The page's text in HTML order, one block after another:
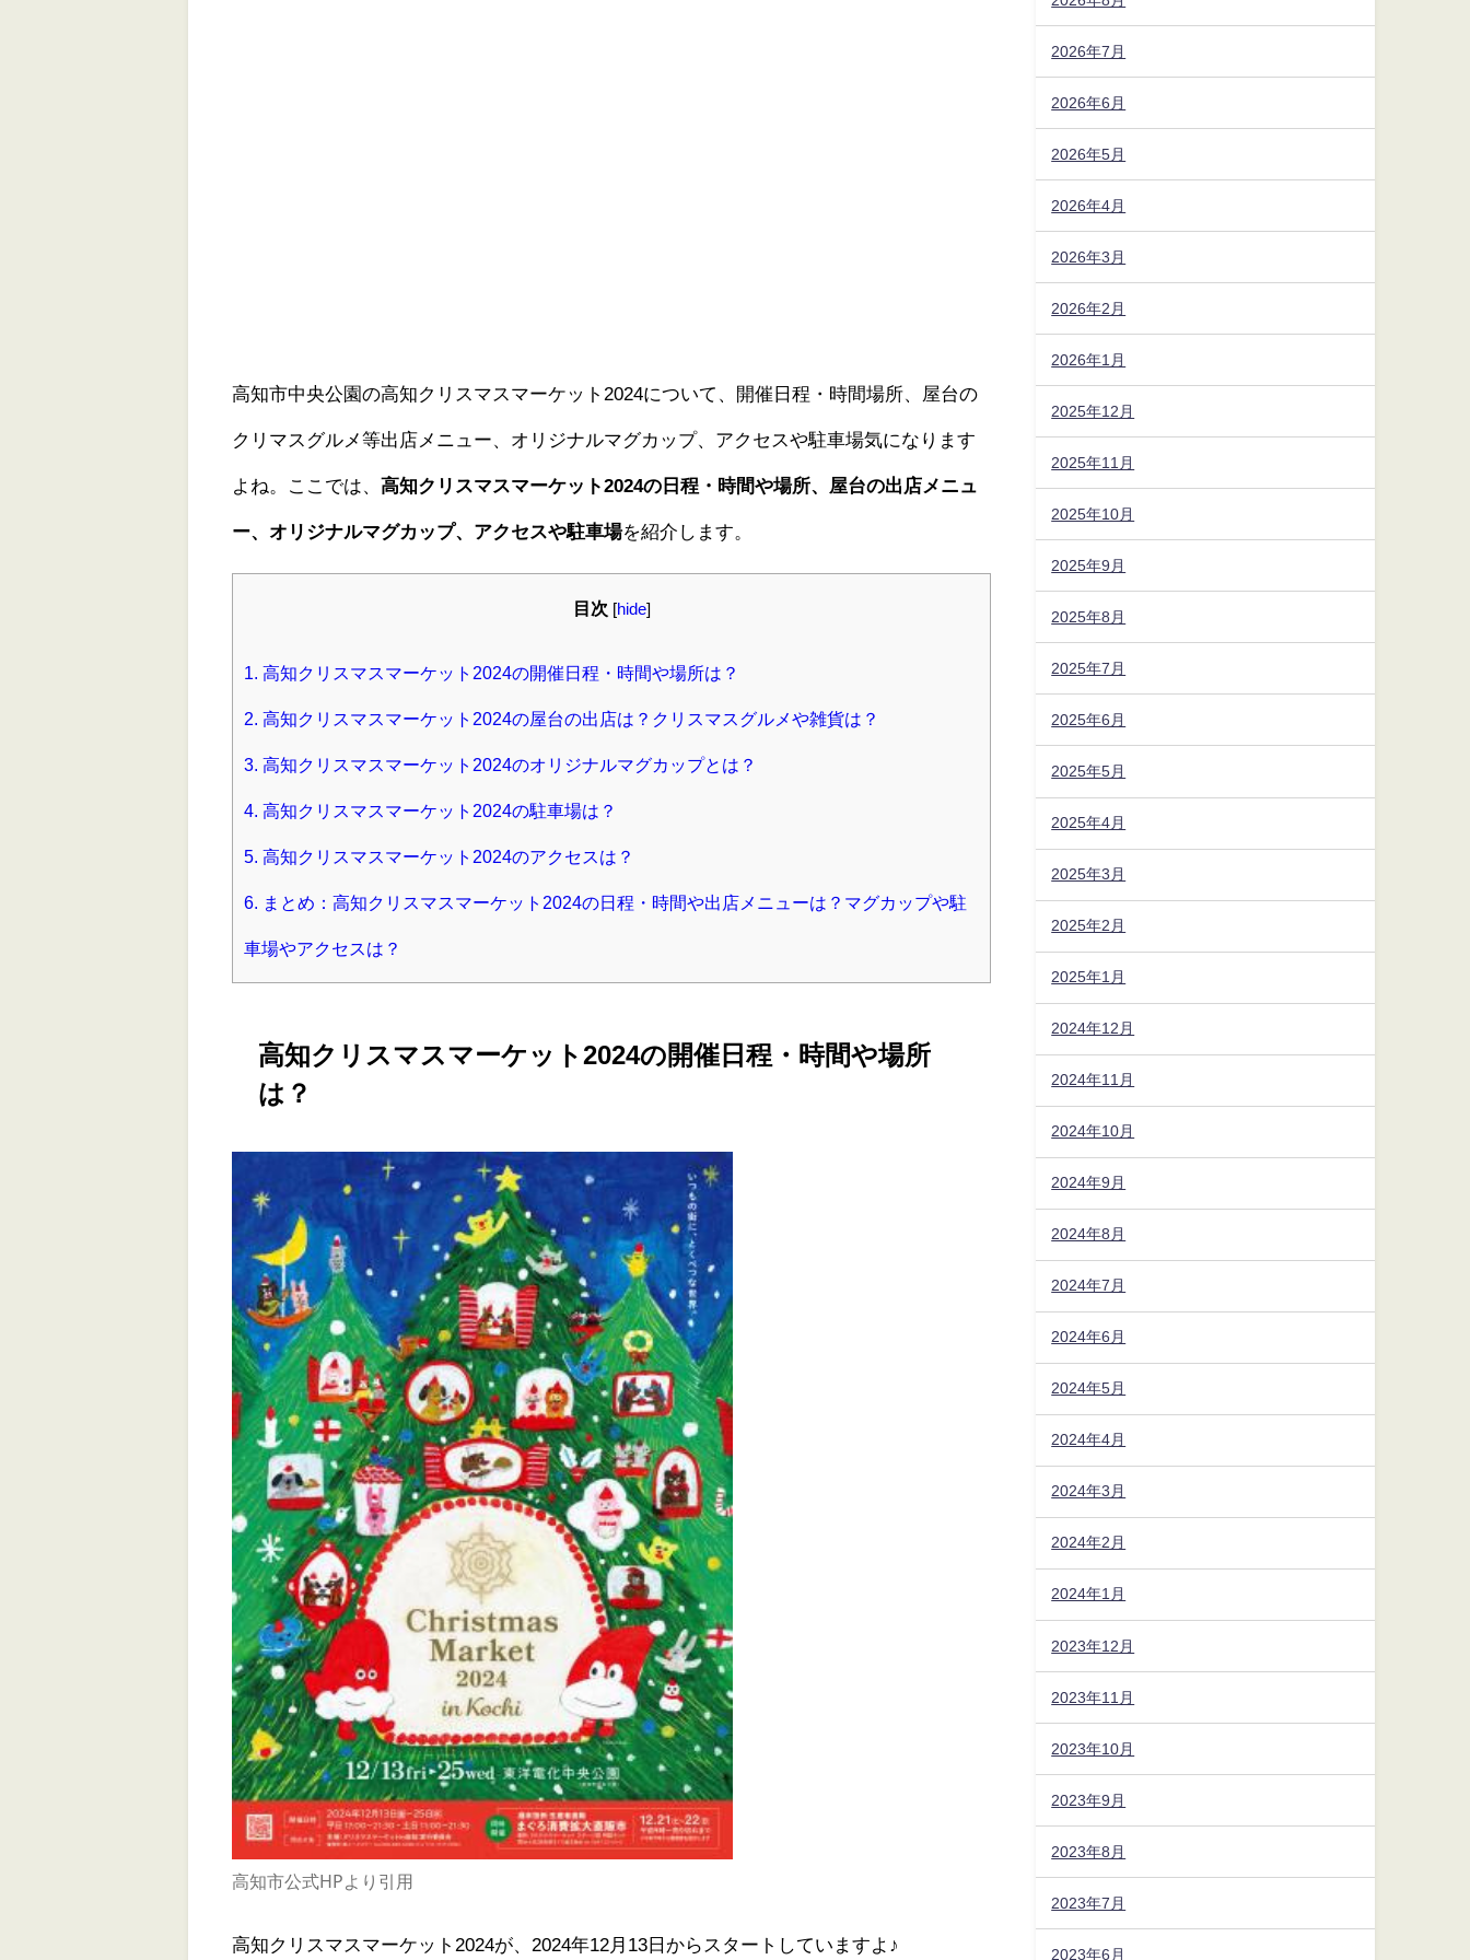
高知市中央公園の高知クリスマスマーケット2024について、開催日程・時間場所、屋台の
クリマスグルメ等出店メニュー、オリジナルマグカップ、アクセスや駐車場気になります
よね。ここでは、高知クリスマスマーケット2024の日程・時間や場所、屋台の出店メニュ
ー、オリジナルマグカップ、アクセスや駐車場を紹介します。
目次 hide]
1. 高知クリスマスマーケット2024の開催日程・時間や場所は？
2. 高知クリスマスマーケット2024の屋台の出店は？クリスマスグルメや雑貨は？
3. 高知クリスマスマーケット2024のオリジナルマグカップとは？
4. 高知クリスマスマーケット2024の駐車場は？
5. 高知クリスマスマーケット2024のアクセスは？
6. まとめ：高知クリスマスマーケット2024の日程・時間や出店メニューは？マグカップや駐
車場やアクセスは？
高知クリスマスマーケット2024の開催日程・時間や場所
は？
高知市公式HPより引用
高知クリスマスマーケット2024が、2024年12月13日からスタートしていますよ♪
2026年7月
2026年6月
2026年5月
2026年4月
2026年3月
2026年2月
2026年1月
2025年12月
2025年11月
2025年10月
2025年9月
2025年8月
2025年7月
2025年6月
2025年5月
2025年4月
2025年3月
2025年2月
2025年1月
2024年12月
2024年11月
2024年10月
2024年9月
2024年8月
2024年7月
2024年6月
2024年5月
2024年4月
2024年3月
2024年2月
2024年1月
2023年12月
2023年11月
2023年10月
2023年9月
2023年8月
2023年7月
2023年6月